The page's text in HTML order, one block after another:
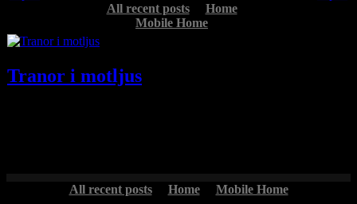
All recent posts
Home
Mobile Home
Tranor i motljus
All recent posts Home Mobile Home